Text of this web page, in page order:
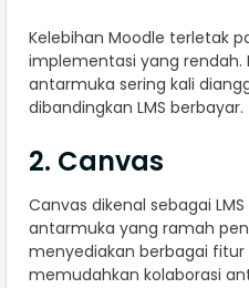
Kelebihan Moodle terletak
implementasi yang rendah.
antarmuka sering kali
dibandingkan LMS berbayar.
2. Canvas
Canvas dikenal sebagai
antarmuka yang ramah
menyediakan berbagai
memudahkan kolaborasi